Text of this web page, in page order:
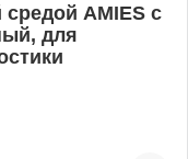
AMIES с
для